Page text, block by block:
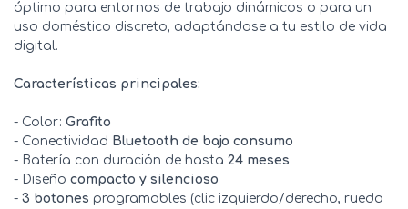
óptimo para entornos de trabajo dinámicos o para un
uso doméstico discreto, adaptándose a tu estilo de vida
digital.
Características principales:
- Color: Grafito
- Conectividad Bluetooth de bajo consumo
- Batería con duración de hasta 24 meses
- Diseño compacto y silencioso
- 3 botones programables (clic izquierdo/derecho, rueda